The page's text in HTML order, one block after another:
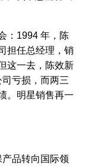
：1994 年，陈
担任总经理，销
这一去，陈效新
亏损，而两三
。明星销售再一
品转向国际领